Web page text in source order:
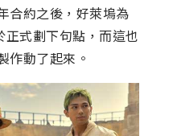
合約之後，好萊塢為
式劃下句點，而這也
作動了起來。